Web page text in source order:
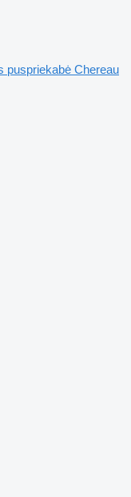
puspriekabė Chereau